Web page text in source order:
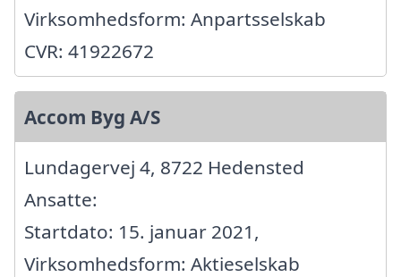
Virksomhedsform: Anpartsselskab
CVR: 41922672
Accom Byg A/S
Lundagervej 4, 8722 Hedensted
Ansatte:
Startdato: 15. januar 2021,
Virksomhedsform: Aktieselskab